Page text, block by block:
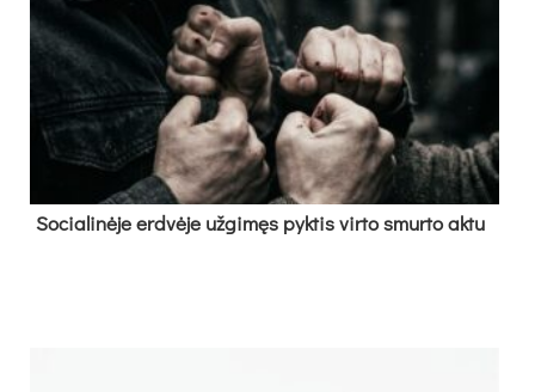
So­cia­li­nė­je erd­vė­je už­gi­męs pyk­tis vir­to smur­to ak­tu